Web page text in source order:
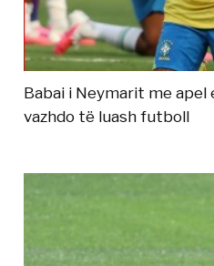
Babai i Neymarit me apel
vazhdo të luash futboll